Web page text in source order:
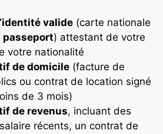
valide (carte nationale
passeport) attestant de votre
votre nationalité
de domicile (facture de
ou contrat de location signé
de 3 mois)
de revenus, incluant des
récents, un contrat de